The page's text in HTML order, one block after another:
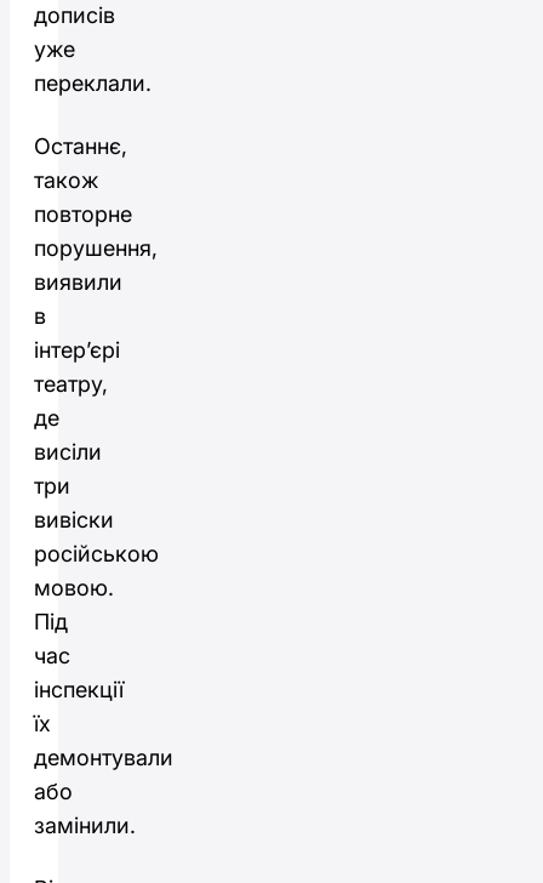
дописів
уже
переклали.
Останнє,
також
повторне
порушення,
виявили
в
інтер’єрі
театру,
де
висіли
три
вивіски
російською
мовою.
Під
час
інспекції
їх
демонтували
або
замінили.